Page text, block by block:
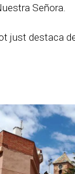
Señora.
just destaca